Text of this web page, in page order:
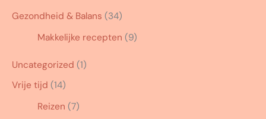
Gezondheid & Balans (34)
Makkelijke recepten (9)
Uncategorized (1)
Vrije tijd (14)
Reizen (7)